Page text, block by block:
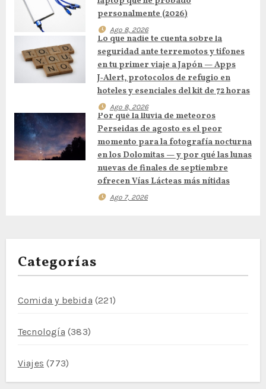
e
e
t
r
personalmente (2026)
Ago 8, 2026
Lo que nadie te cuenta sobre la
seguridad ante terremotos y tifones
en tu primer viaje a Japón — Apps
J‑Alert, protocolos de refugio en
hoteles y esenciales del kit de 72 horas
Ago 8, 2026
Por qué la lluvia de meteoros
Perseidas de agosto es el peor
momento para la fotografía nocturna
en los Dolomitas — y por qué las lunas
nuevas de finales de septiembre
ofrecen Vías Lácteas más nítidas
Ago 7, 2026
Categorías
Comida y bebida (221)
Tecnología (383)
Viajes (773)